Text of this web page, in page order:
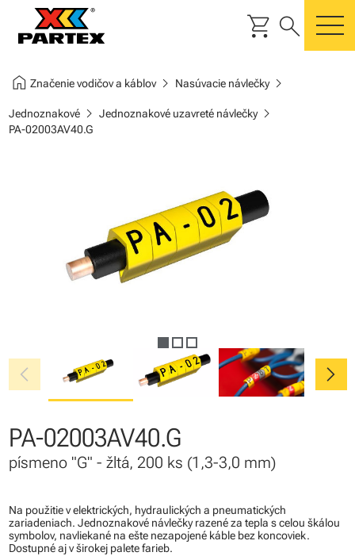
shopping_cart search
home Značenie vodičov a káblovchevron_right Nasúvacie návlečkychevron_right
Jednoznakovéchevron_right Jednoznakové uzavreté návlečkychevron_right
PA-02003AV40.G
chevron_left chevron_right
PA-02003AV40.G
písmeno "G" - žltá, 200 ks (1,3-3,0 mm)
Na použitie v elektrických, hydraulických a pneumatických
zariadeniach. Jednoznakové návlečky razené za tepla s celou škálou
symbolov, navliekané na ešte nezapojené káble bez koncoviek.
Dostupné aj v širokej palete farieb.